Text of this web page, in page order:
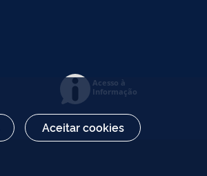
Acesso à
Informação
Aceitar cookies